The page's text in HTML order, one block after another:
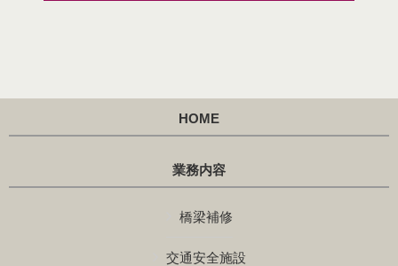
HOME
業務内容
橋梁補修
交通安全施設